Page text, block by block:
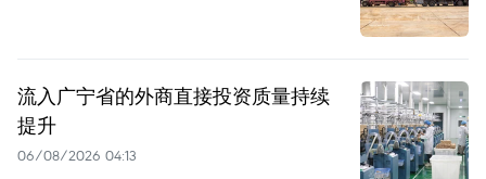
流入广宁省的外商直接投资质量持续
提升
06/08/2026 04:13